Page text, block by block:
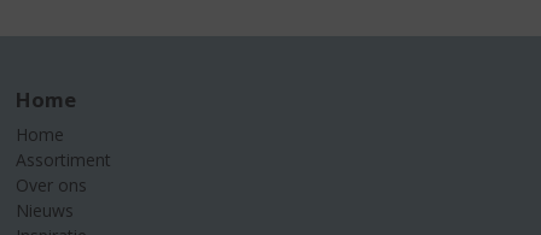
Home
Home
Assortiment
Over ons
Nieuws